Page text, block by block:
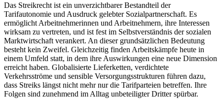
Das Streikrecht ist ein unverzichtbarer Bestandteil der
Tarifautonomie und Ausdruck gelebter Sozialpartnerschaft. Es
ermöglicht Arbeitnehmerinnen und Arbeitnehmern, ihre Interessen
wirksam zu vertreten, und ist fest im Selbstverständnis der sozialen
Marktwirtschaft verankert. An dieser grundsätzlichen Bedeutung
besteht kein Zweifel. Gleichzeitig finden Arbeitskämpfe heute in
einem Umfeld statt, in dem ihre Auswirkungen eine neue Dimension
erreicht haben. Globalisierte Lieferketten, verdichtete
Verkehrsströme und sensible Versorgungsstrukturen führen dazu,
dass Streiks längst nicht mehr nur die Tarifparteien betreffen. Ihre
Folgen sind zunehmend im Alltag unbeteiligter Dritter spürbar.